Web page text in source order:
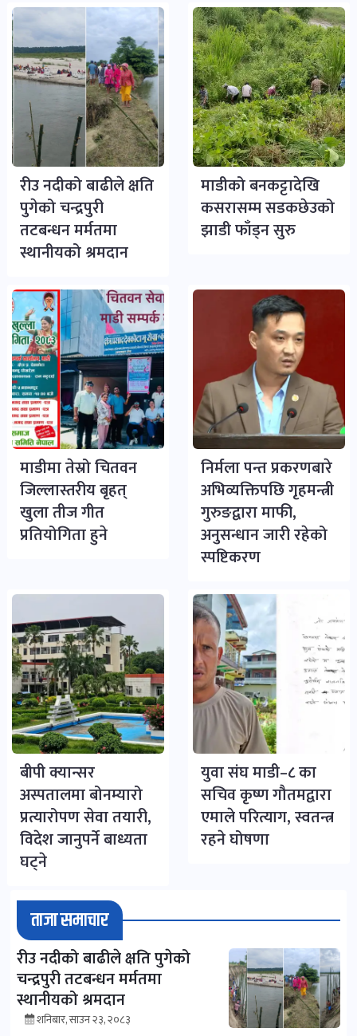
रीउ नदीको बाढीले क्षति
पुगेको चन्द्रपुरी
तटबन्धन मर्मतमा
स्थानीयको श्रमदान
माडीको बनकट्टादेखि
कसरासम्म सडकछेउको
झाडी फाँड्न सुरु
माडीमा तेस्रो चितवन
जिल्लास्तरीय बृहत्
खुला तीज गीत
प्रतियोगिता हुने
निर्मला पन्त प्रकरणबारे
अभिव्यक्तिपछि गृहमन्त्री
गुरुङद्वारा माफी,
अनुसन्धान जारी रहेको
स्पष्टिकरण
बीपी क्यान्सर
अस्पतालमा बोनम्यारो
प्रत्यारोपण सेवा तयारी,
विदेश जानुपर्ने बाध्यता
घट्ने
युवा संघ माडी–८ का
सचिव कृष्ण गौतमद्वारा
एमाले परित्याग, स्वतन्त्र
रहने घोषणा
ताजा समाचार
रीउ नदीको बाढीले क्षति पुगेको
चन्द्रपुरी तटबन्धन मर्मतमा
स्थानीयको श्रमदान
शनिबार, साउन २३, २०८३